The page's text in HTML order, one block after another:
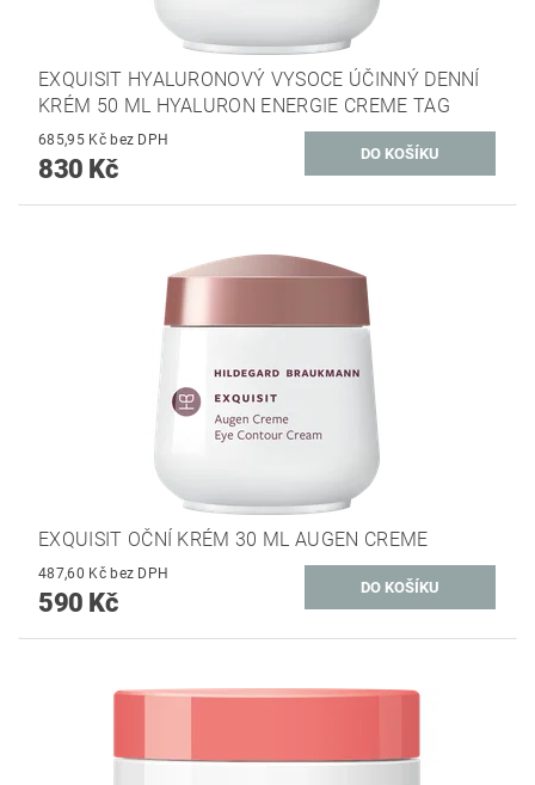
EXQUISIT HYALURONOVÝ VYSOCE ÚČINNÝ DENNÍ
KRÉM 50 ML HYALURON ENERGIE CREME TAG
685,95 Kč bez DPH
830 Kč
EXQUISIT OČNÍ KRÉM 30 ML AUGEN CREME
487,60 Kč bez DPH
590 Kč